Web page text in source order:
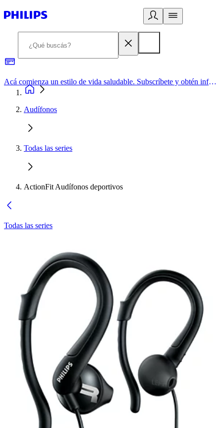
Acá comienza un estilo de vida saludable. Subscríbete y obtén información de primera mano
Audífonos
Todas las series
ActionFit Audífonos deportivos
Todas las series